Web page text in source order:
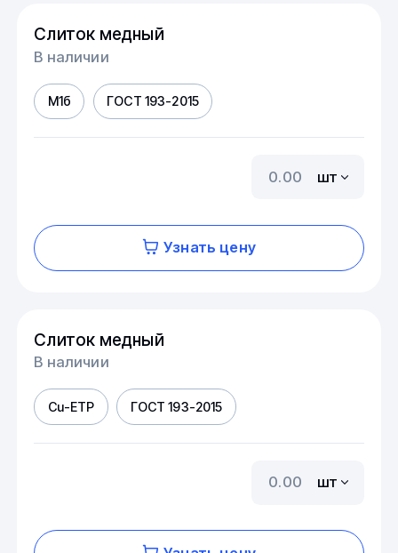
Слиток медный
В наличии
М1б ГОСТ 193-2015
шт
Узнать цену
Слиток медный
В наличии
Cu-ETP ГОСТ 193-2015
шт